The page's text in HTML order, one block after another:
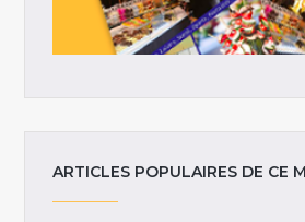
ARTICLES POPULAIRES DE CE